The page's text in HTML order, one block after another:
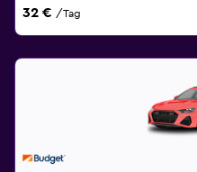
32 € /Tag